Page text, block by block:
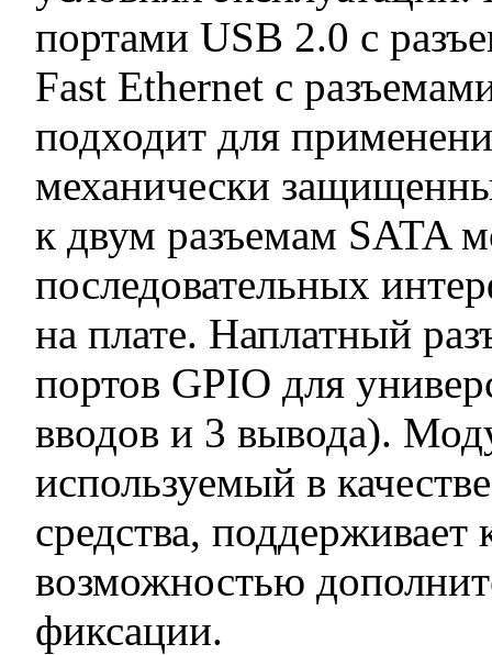
портами USB 2.0 с
Fast Ethernet с
подходит для
механически
к двум разъемам SATA
последовательных
на плате. Наплатный
портов GPIO для
вводов и 3 вывода).
используемый в
средства,
возможностью
фиксации.